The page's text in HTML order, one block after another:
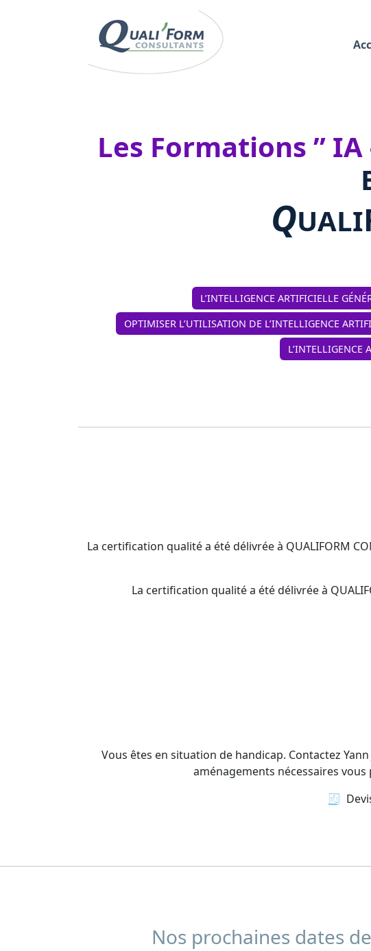
Les Formations ”
QUALI
L’INTELLIGENCE ARTIFICIELLE
OPTIMISER L’UTILISATION DE L’INTELLIGENCE
L’INTELLIGENCE
La certification qualité a été délivrée à QUALIFORM
La certification qualité a été délivrée à
Vous êtes en situation de handicap. Contactez Yann
aménagements nécessaires
🧾
Nos prochaines dates